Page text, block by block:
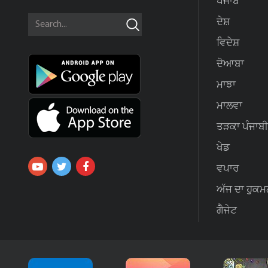
ਦੇਸ਼
ਵਿਦੇਸ਼
ਦੋਆਬਾ
ਮਾਝਾ
ਮਾਲਵਾ
ਤੜਕਾ ਪੰਜਾਬੀ
ਖੇਡ
ਵਪਾਰ
ਅੱਜ ਦਾ
ਗੈਜੇਟ